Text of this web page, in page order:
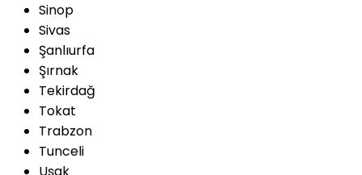
Sinop
Sivas
Şanlıurfa
Şırnak
Tekirdağ
Tokat
Trabzon
Tunceli